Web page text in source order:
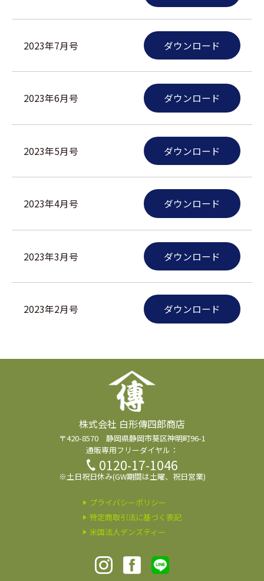
2023年7月号 ダウンロード
2023年6月号 ダウンロード
2023年5月号 ダウンロード
2023年4月号 ダウンロード
2023年3月号 ダウンロード
2023年2月号 ダウンロード
株式会社 白形傳四郎商店
〒420-8570 静岡県静岡市葵区神明町96-1
通販専用フリーダイヤル：
0120-17-1046
※土日祝日休み(GW期間は土曜、祝日営業)
プライバシーポリシー
特定商取引法に基づく表記
米国法人デンズティー